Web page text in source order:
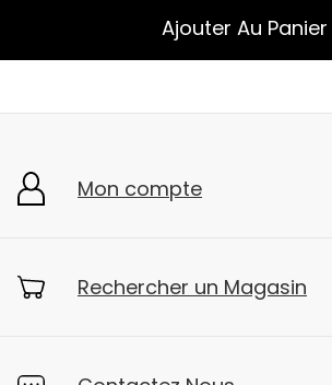
Ajouter Au Panier
Mon compte
Rechercher un Magasin